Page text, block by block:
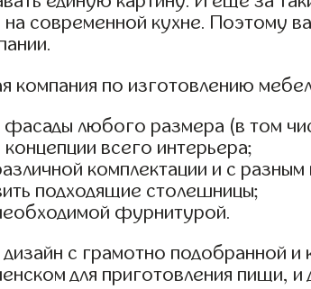
современной кухне. Поэтому
компания по изготовлению
фасады любого размера (в том
всего интерьера;
комплектации и с разным
подходящие столешницы;
фурнитурой.
с грамотно подобранной
для приготовления пищи, и